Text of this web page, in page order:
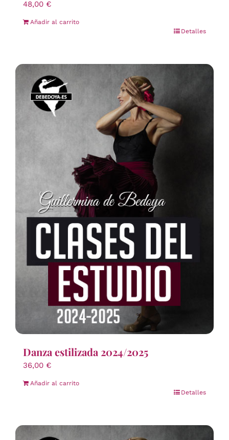
48,00 €
Añadir al carrito
Detalles
Danza estilizada 2024/2025
36,00 €
Añadir al carrito
Detalles